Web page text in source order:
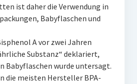
ist daher die Verwendung in
Babyflaschen und
A vor zwei Jahren
Substanz“ deklariert,
Babyflaschen wurde untersagt.
die meisten Hersteller BPA-